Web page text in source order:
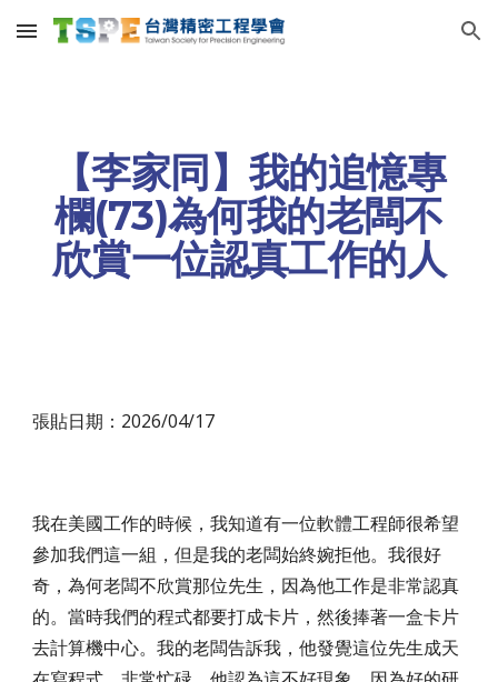
Skip to main content Skip to navigation
【李家同】我的追憶專
欄(73)為何我的老闆不
欣賞一位認真工作的人
張貼日期：2026/04/17
我在美國工作的時候，我知道有一位軟體工程師很希望
參加我們這一組，但是我的老闆始終婉拒他。我很好
奇，為何老闆不欣賞那位先生，因為他工作是非常認真
的。當時我們的程式都要打成卡片，然後捧著一盒卡片
去計算機中心。我的老闆告訴我，他發覺這位先生成天